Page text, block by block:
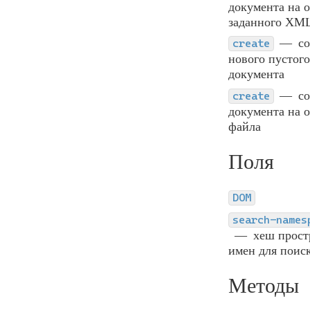
документа на
заданного
create
нового пустого
документа
create
документа на
файла
Поля
DOM
search-
хеш
имен для
Методы